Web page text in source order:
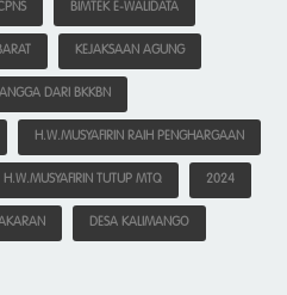
BIMTEK E-WALIDATA
KEJAKSAAN AGUNG
DARI BKKBN
H.W.MUSYAFIRIN RAIH PENGHARGAAN
H.W.MUSYAFIRIN TUTUP MTQ 2024
DESA KALIMANGO